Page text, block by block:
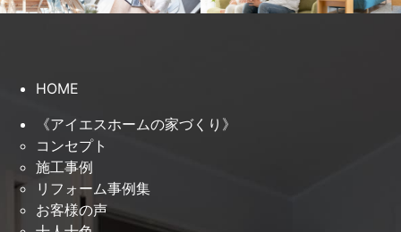
HOME
《アイエスホームの家づくり》
コンセプト
施工事例
リフォーム事例集
お客様の声